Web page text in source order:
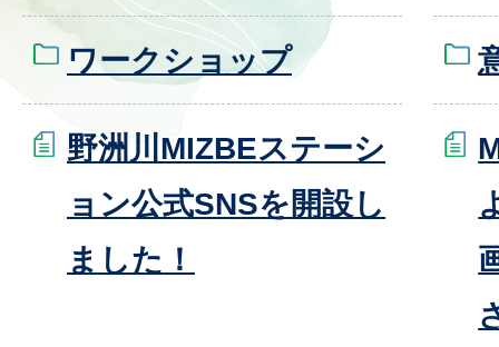
ワークショップ
野洲川MIZBEステーシ
ョン公式SNSを開設し
ました！